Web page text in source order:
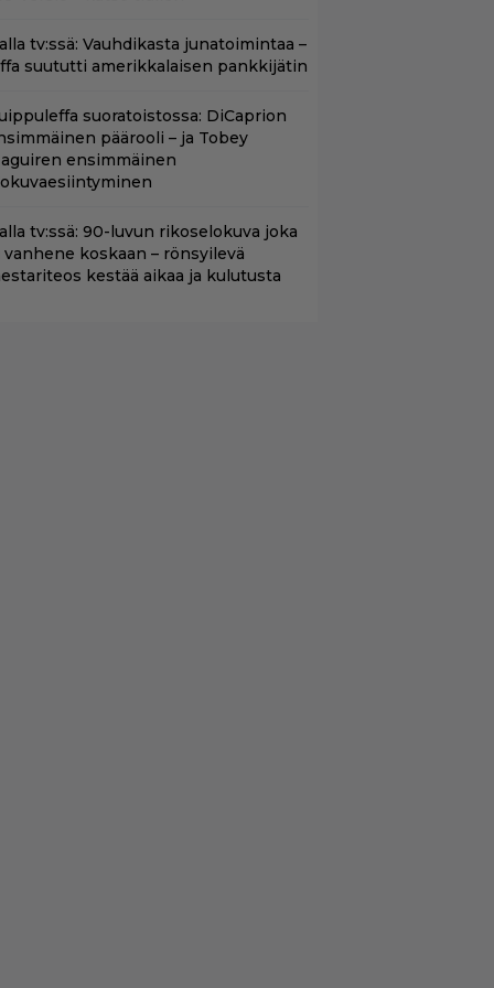
tv:ssä: Vauhdikasta junatoimintaa –
suututti amerikkalaisen pankkijätin
suoratoistossa: DiCaprion
päärooli – ja Tobey
ensimmäinen
tv:ssä: 90-luvun rikoselokuva joka
vanhene koskaan – rönsyilevä
kestää aikaa ja kulutusta